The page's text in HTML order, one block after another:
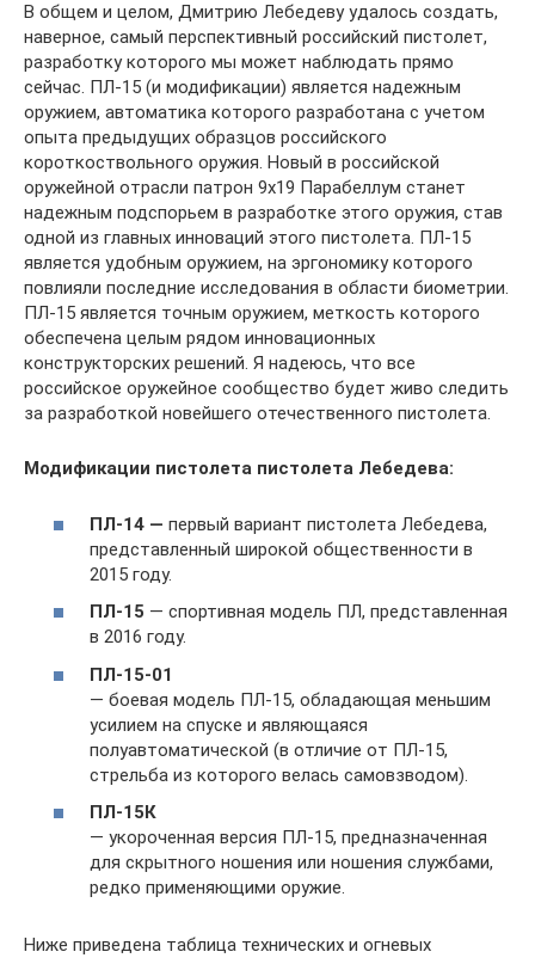
В общем и целом, Дмитрию Лебедеву удалось создать,
наверное, самый перспективный российский пистолет,
разработку которого мы может наблюдать прямо
сейчас. ПЛ-15 (и модификации) является надежным
оружием, автоматика которого разработана с учетом
опыта предыдущих образцов российского
короткоствольного оружия. Новый в российской
оружейной отрасли патрон 9х19 Парабеллум станет
надежным подспорьем в разработке этого оружия, став
одной из главных инноваций этого пистолета. ПЛ-15
является удобным оружием, на эргономику которого
повлияли последние исследования в области биометрии.
ПЛ-15 является точным оружием, меткость которого
обеспечена целым рядом инновационных
конструкторских решений. Я надеюсь, что все
российское оружейное сообщество будет живо следить
за разработкой новейшего отечественного пистолета.
Модификации пистолета пистолета Лебедева:
ПЛ-14 — первый вариант пистолета Лебедева,
представленный широкой общественности в
2015 году.
ПЛ-15 — спортивная модель ПЛ, представленная
в 2016 году.
ПЛ-15-01
— боевая модель ПЛ-15, обладающая меньшим
усилием на спуске и являющаяся
полуавтоматической (в отличие от ПЛ-15,
стрельба из которого велась самовзводом).
ПЛ-15К
— укороченная версия ПЛ-15, предназначенная
для скрытного ношения или ношения службами,
редко применяющими оружие.
Ниже приведена таблица технических и огневых